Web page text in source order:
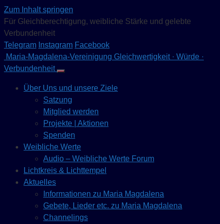
Zum Inhalt springen
Für Gleichberechtigung, weibliche Stärke und gelebte
Verbundenheit
Telegram Instagram Facebook
Maria-Magdalena-Vereinigung Gleichwertigkeit · Würde ·
Verbundenheit
Über Uns und unsere Ziele
Satzung
Mitglied werden
Projekte | Aktionen
Spenden
Weibliche Werte
Audio – Weibliche Werte Forum
Lichtkreis & Lichttempel
Aktuelles
Informationen zu Maria Magdalena
Gebete, Lieder etc. zu Maria Magdalena
Channelings